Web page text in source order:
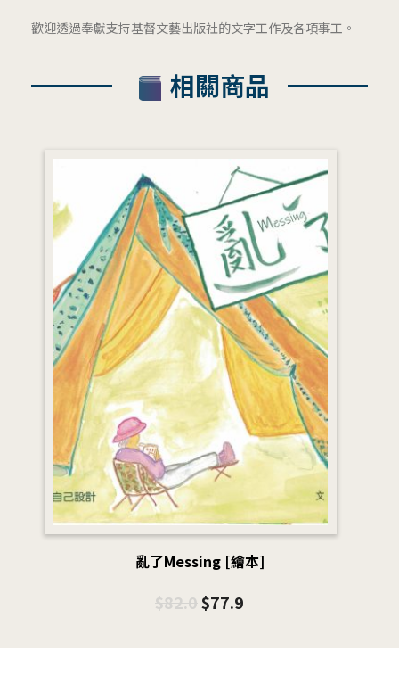
歡迎透過奉獻支持基督文藝出版社的文字工作及各項事工。
相關商品
亂了Messing [繪本]
$82.0$77.9